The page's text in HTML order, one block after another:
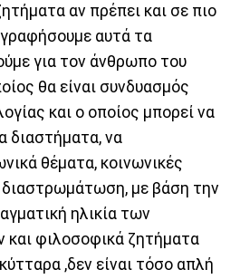
αν πρέπει και σε πιο
αυτά τα
για τον άνθρωπο του
θα είναι συνδυασμός
και ο οποίος μπορεί να
διαστήματα, να
θέματα, κοινωνικές
διαστρωμάτωση, με βάση την
ηλικία των
φιλοσοφικά ζητήματα
,δεν είναι τόσο απλή